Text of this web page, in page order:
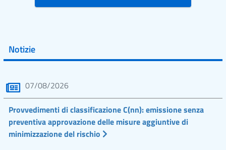
Notizie
07/08/2026
Provvedimenti di classificazione C(nn): emissione senza
preventiva approvazione delle misure aggiuntive di
minimizzazione del rischio